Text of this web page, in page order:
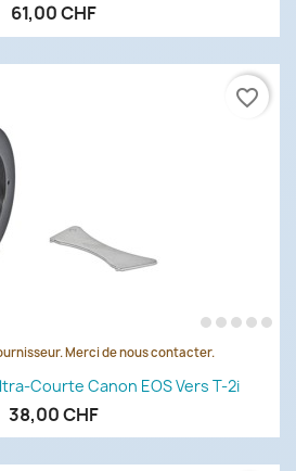
61,00 CHF
Merci de nous contacter.
Courte Canon EOS Vers T-2i
38,00 CHF
favorite_border